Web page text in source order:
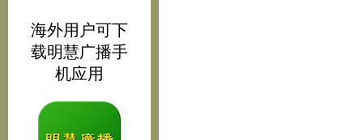
海外用户可下
载明慧广播手
机应用